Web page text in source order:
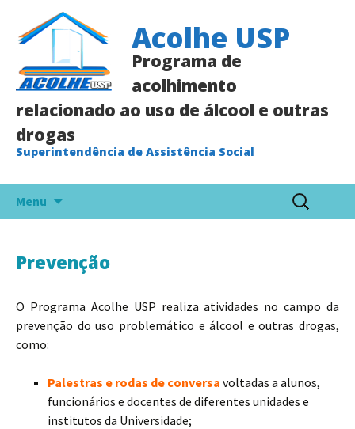
Acolhe USP
Programa de
acolhimento
relacionado ao uso de álcool e outras
drogas
Superintendência de Assistência Social
Menu
Pesquisar
por:
Prevenção
O Programa Acolhe USP realiza atividades no campo da
prevenção do uso problemático e álcool e outras drogas,
como:
Palestras e rodas de conversa voltadas a alunos,
funcionários e docentes de diferentes unidades e
institutos da Universidade;